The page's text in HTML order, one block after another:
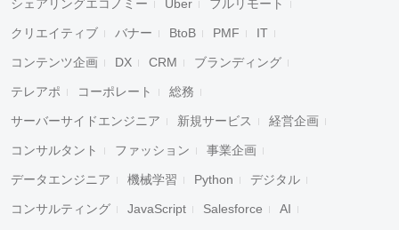
シェアリングエコノミー Uber フルリモート
クリエイティブ バナー BtoB PMF IT
コンテンツ企画 DX CRM ブランディング
テレアポ コーポレート 総務
サーバーサイドエンジニア 新規サービス 経営企画
コンサルタント ファッション 事業企画
データエンジニア 機械学習 Python デジタル
コンサルティング JavaScript Salesforce AI